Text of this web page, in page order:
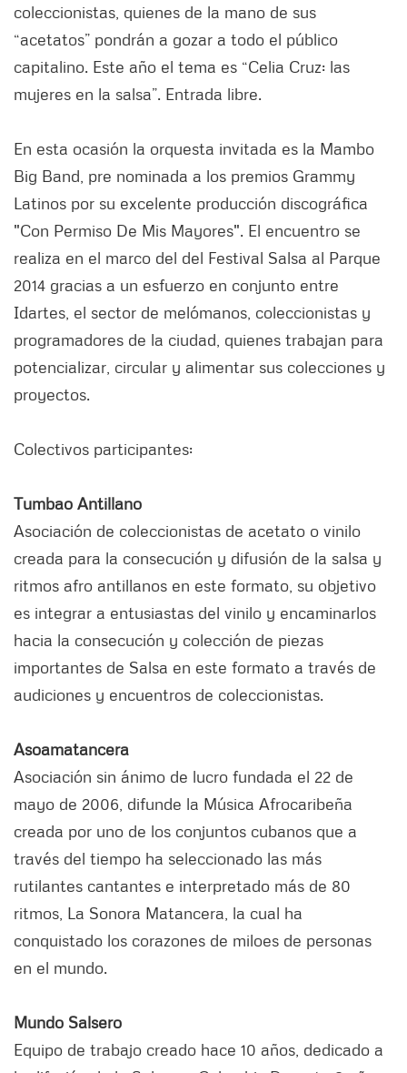
coleccionistas, quienes de la mano de sus
“acetatos” pondrán a gozar a todo el público
capitalino. Este año el tema es “Celia Cruz: las
mujeres en la salsa”. Entrada libre.
En esta ocasión la orquesta invitada es la Mambo
Big Band, pre nominada a los premios Grammy
Latinos por su excelente producción discográfica
"Con Permiso De Mis Mayores". El encuentro se
realiza en el marco del del Festival Salsa al Parque
2014 gracias a un esfuerzo en conjunto entre
Idartes, el sector de melómanos, coleccionistas y
programadores de la ciudad, quienes trabajan para
potencializar, circular y alimentar sus colecciones y
proyectos.
Colectivos participantes:
Tumbao Antillano
Asociación de coleccionistas de acetato o vinilo
creada para la consecución y difusión de la salsa y
ritmos afro antillanos en este formato, su objetivo
es integrar a entusiastas del vinilo y encaminarlos
hacia la consecución y colección de piezas
importantes de Salsa en este formato a través de
audiciones y encuentros de coleccionistas.
Asoamatancera
Asociación sin ánimo de lucro fundada el 22 de
mayo de 2006, difunde la Música Afrocaribeña
creada por uno de los conjuntos cubanos que a
través del tiempo ha seleccionado las más
rutilantes cantantes e interpretado más de 80
ritmos, La Sonora Matancera, la cual ha
conquistado los corazones de miloes de personas
en el mundo.
Mundo Salsero
Equipo de trabajo creado hace 10 años, dedicado a